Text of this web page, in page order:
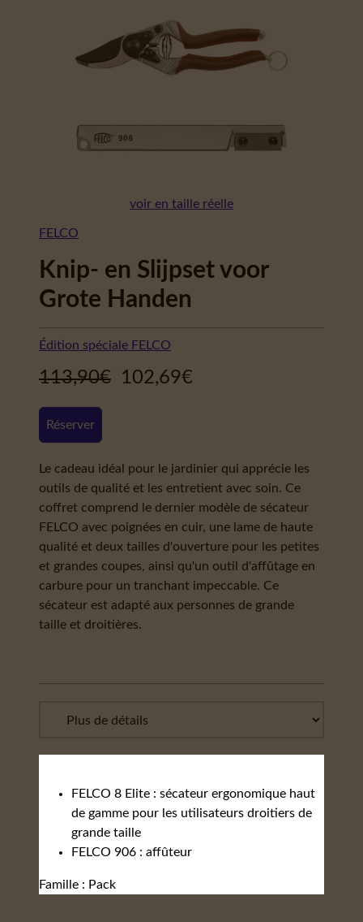
voir en taille réelle
FELCO
Knip- en Slijpset voor
Grote Handen
Édition spéciale FELCO
113,90€ 102,69€
Réserver
Le cadeau idéal pour le jardinier qui apprécie les
outils de qualité et les entretient avec soin. Ce
coffret comprend le dernier modèle de sécateur
FELCO avec poignées en cuir, une lame de haute
qualité et deux tailles d'ouverture pour les petites
et grandes coupes, ainsi qu'un outil d'affûtage en
carbure pour un tranchant impeccable. Ce
sécateur est adapté aux personnes de grande
taille et droitières.
FELCO 8 Elite : sécateur ergonomique haut
de gamme pour les utilisateurs droitiers de
grande taille
FELCO 906 : affûteur
Famille : Pack